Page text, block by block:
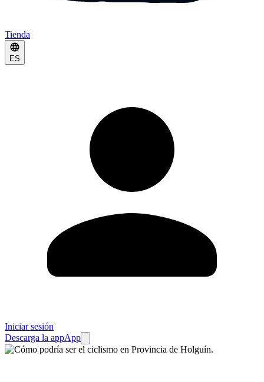
Tienda
ES
Iniciar sesión
Descarga la appApp